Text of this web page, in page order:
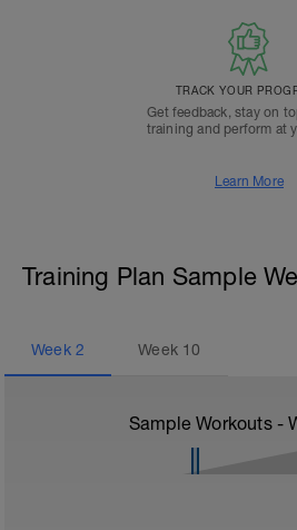
TRACK YOUR
Get feedback, stay on
training and perform at
Learn More
Training Plan Sample
Week 2 Week 10
Sample Workouts -